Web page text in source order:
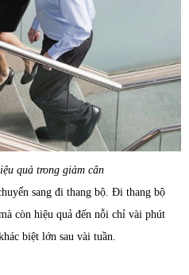
quả trong giảm cân
sang đi thang bộ. Đi thang bộ
còn hiệu quả đến nỗi chỉ vài phút
biệt lớn sau vài tuần.